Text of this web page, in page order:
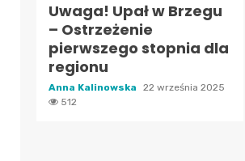
Uwaga! Upał w Brzegu
– Ostrzeżenie
pierwszego stopnia dla
regionu
Anna Kalinowska
22 września 2025
512